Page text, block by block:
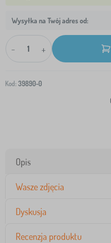
Wysyłka na Twój adres od:
- +
Kod: 39890-0
Opis
Wasze zdjęcia
Dyskusja
Recenzja produktu